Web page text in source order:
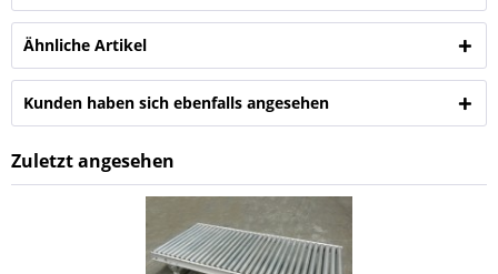
Ähnliche Artikel
Kunden haben sich ebenfalls angesehen
Zuletzt angesehen